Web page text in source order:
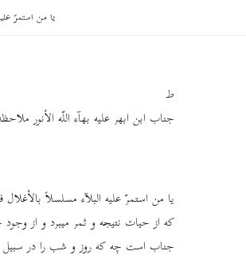
یا من استمرّ
ط
جناب ابن ابهر علیه بهآء اللّه الأنور
یا من استمرّ علیه البلآء مسلسلاً
که از حیات نتیجه و ثمر میبرد و از
جناب است چه که روز و شب را در